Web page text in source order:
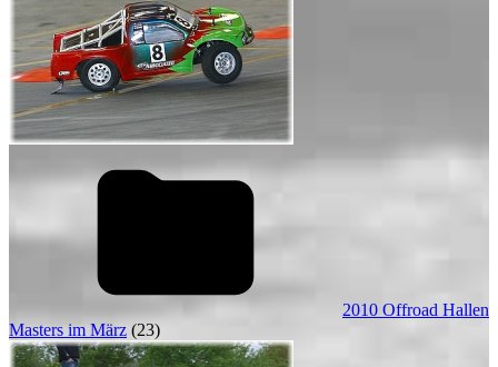
2010 Offroad Hallen
Masters im März (23)